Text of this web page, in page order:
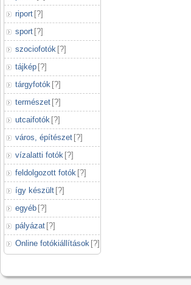
riport [?]
sport [?]
szociofotók [?]
tájkép [?]
tárgyfotók [?]
természet [?]
utcaifotók [?]
város, építészet [?]
vízalatti fotók [?]
feldolgozott fotók [?]
így készült [?]
egyéb [?]
pályázat [?]
Online fotókiállítások [?]